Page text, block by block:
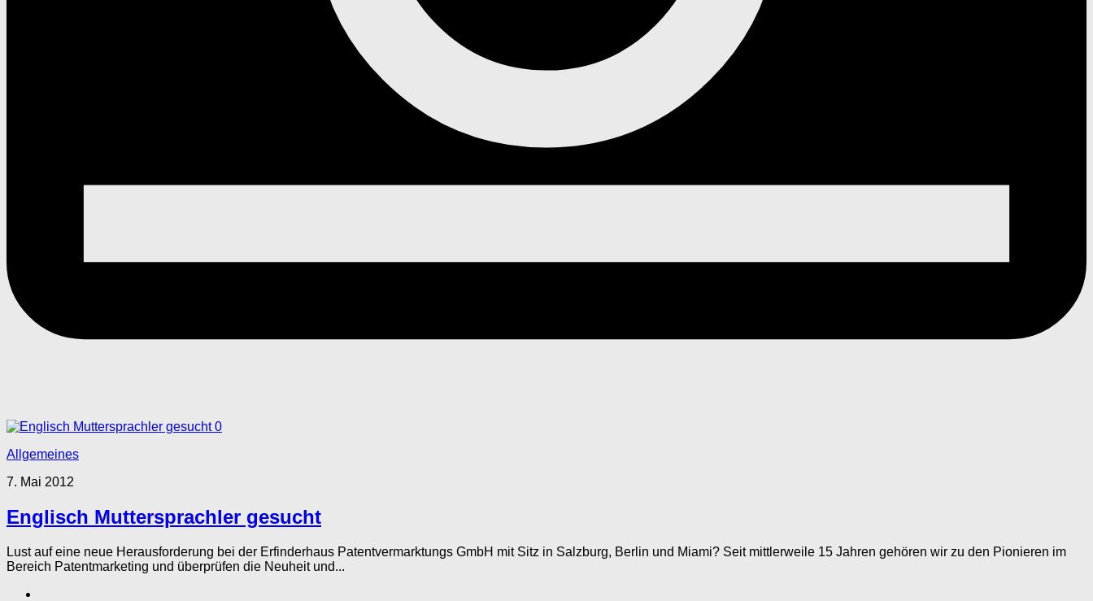
0
Allgemeines
7. Mai 2012
Englisch Muttersprachler gesucht
Lust auf eine neue Herausforderung bei der Erfinderhaus Patentvermarktungs GmbH mit Sitz in Salzburg, Berlin und Miami? Seit mittlerweile 15 Jahren gehören wir zu den Pionieren im
Bereich Patentmarketing und überprüfen die Neuheit und...